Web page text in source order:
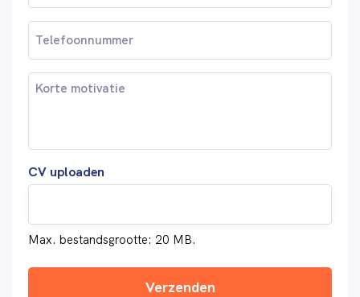
Motivatie
CV uploaden
Max. bestandsgrootte: 20 MB.
Verzenden